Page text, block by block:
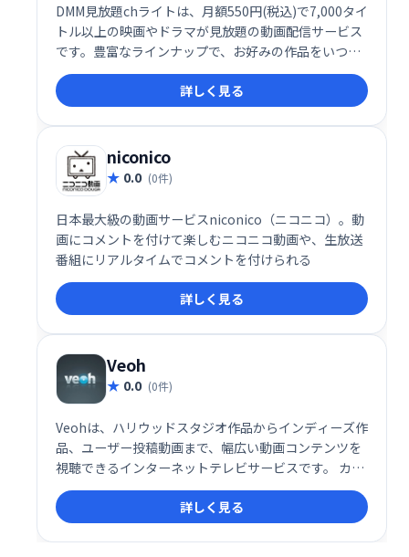
DMM見放題chライトは、月額550円(税込)で7,000タイ
トル以上の映画やドラマが見放題の動画配信サービス
です。豊富なラインナップで、お好みの作品をいつで
もどこでも楽しめます。手軽にエンタメを楽しみたい
方におすすめです。
詳しく見る
niconico
0.0 (0件)
日本最大級の動画サービスniconico（ニコニコ）。動
画にコメントを付けて楽しむニコニコ動画や、生放送
番組にリアルタイムでコメントを付けられる
詳しく見る
Veoh
0.0 (0件)
Veohは、ハリウッドスタジオ作品からインディーズ作
品、ユーザー投稿動画まで、幅広い動画コンテンツを
視聴できるインターネットテレビサービスです。 カリ
フォルニア州サンディエゴを拠点とし、多様なジャン
ルの動画を簡単に見つけて楽しめます。
詳しく見る